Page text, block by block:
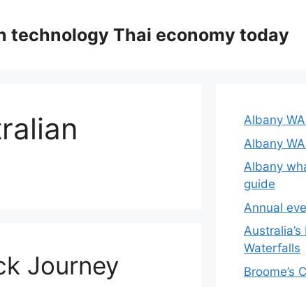
technology Thai economy today
Journey
Albany
Albany
Albany
guide
Annual
Waterfalls
Broome’s